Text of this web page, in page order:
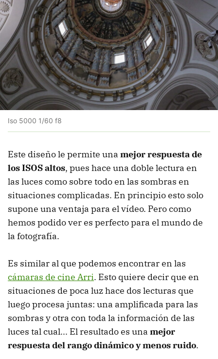
Iso 5000 1/60 f8
Este diseño le permite una mejor respuesta de
los ISOS altos, pues hace una doble lectura en
las luces como sobre todo en las sombras en
situaciones complicadas. En principio esto solo
supone una ventaja para el vídeo. Pero como
hemos podido ver es perfecto para el mundo de
la fotografía.
Es similar al que podemos encontrar en las
cámaras de cine Arri. Esto quiere decir que en
situaciones de poca luz hace dos lecturas que
luego procesa juntas: una amplificada para las
sombras y otra con toda la información de las
luces tal cual... El resultado es una mejor
respuesta del rango dinámico y menos ruido.